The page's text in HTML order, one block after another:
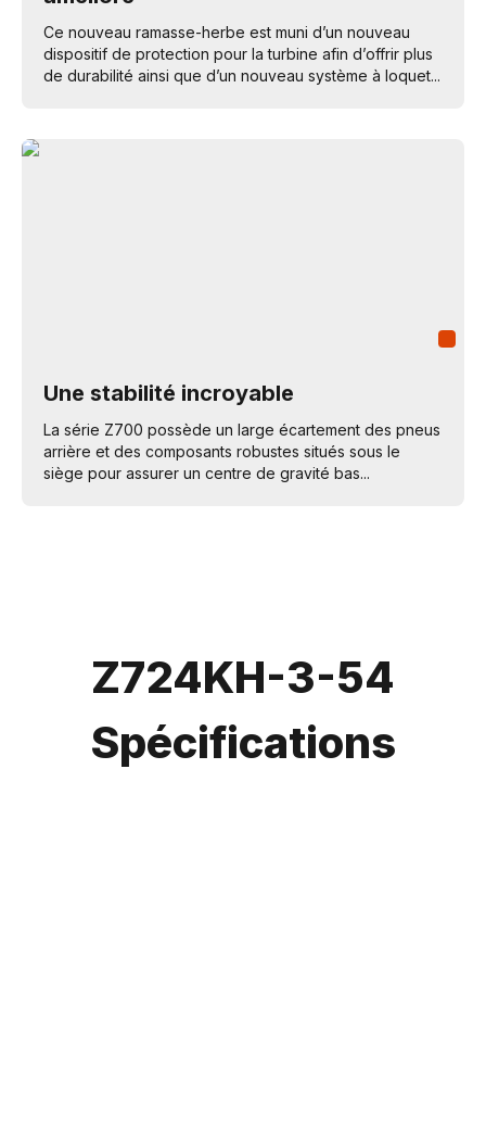
Ce nouveau ramasse-herbe est muni d’un nouveau
dispositif de protection pour la turbine afin d’offrir plus
de durabilité ainsi que d’un nouveau système à loquet...
Une stabilité incroyable
La série Z700 possède un large écartement des pneus
arrière et des composants robustes situés sous le
siège pour assurer un centre de gravité bas...
Z724KH-3-54
Spécifications